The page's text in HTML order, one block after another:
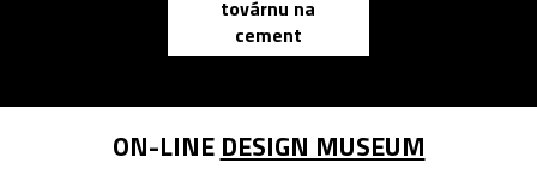
továrnu na
cement
ON-LINE DESIGN MUSEUM